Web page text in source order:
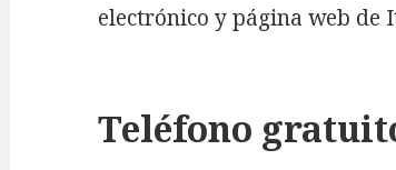
electrónico y página web de
Teléfono